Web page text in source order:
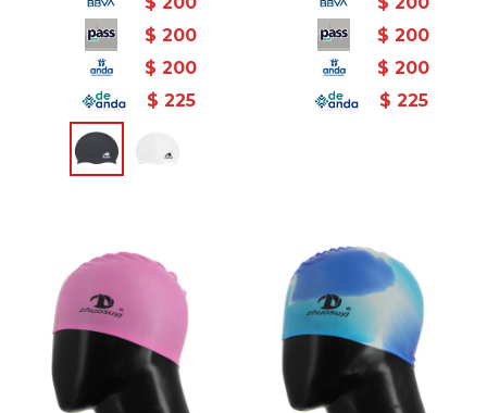
$ 200
$ 200
$ 225
$ 200
$ 200
$ 225